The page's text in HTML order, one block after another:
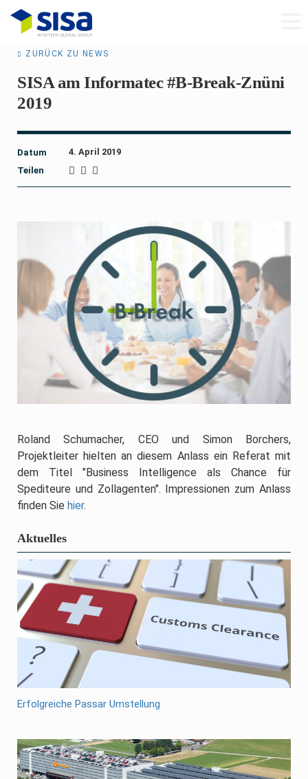
ZURÜCK ZU NEWS
SISA am Informatec #B-Break-Znüni
2019
Datum
4. April 2019
Teilen
Roland Schumacher, CEO und Simon Borchers,
Projektleiter hielten an diesem Anlass ein Referat mit
dem Titel "Business Intelligence als Chance für
Spediteure und Zollagenten". Impressionen zum Anlass
finden Sie hier.
Aktuelles
Erfolgreiche Passar Umstellung